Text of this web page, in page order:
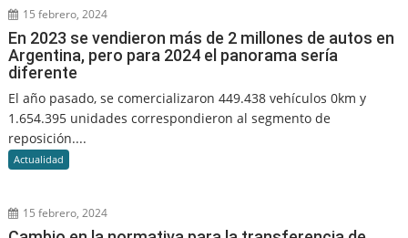
15 febrero, 2024
En 2023 se vendieron más de 2 millones de autos en
Argentina, pero para 2024 el panorama sería
diferente
El año pasado, se comercializaron 449.438 vehículos 0km y
1.654.395 unidades correspondieron al segmento de
reposición....
Actualidad
15 febrero, 2024